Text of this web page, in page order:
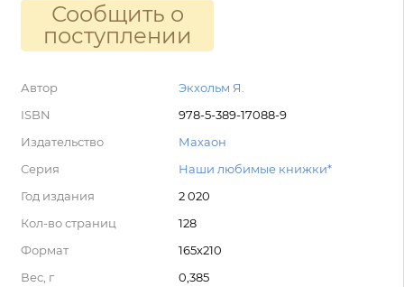
Сообщить о
поступлении
Автор
Экхольм Я.
ISBN
978-5-389-17088-9
Издательство
Махаон
Серия
Наши любимые книжки*
Год издания
2 020
Кол-во страниц
128
Формат
165х210
Вес, г
0,385